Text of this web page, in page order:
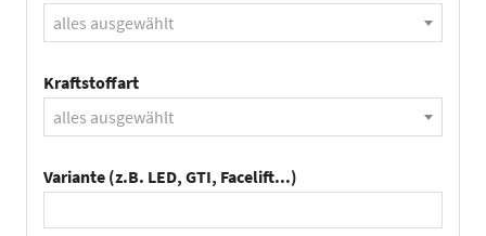
alles ausgewählt
Kraftstoffart
alles ausgewählt
Variante (z.B. LED, GTI, Facelift...)